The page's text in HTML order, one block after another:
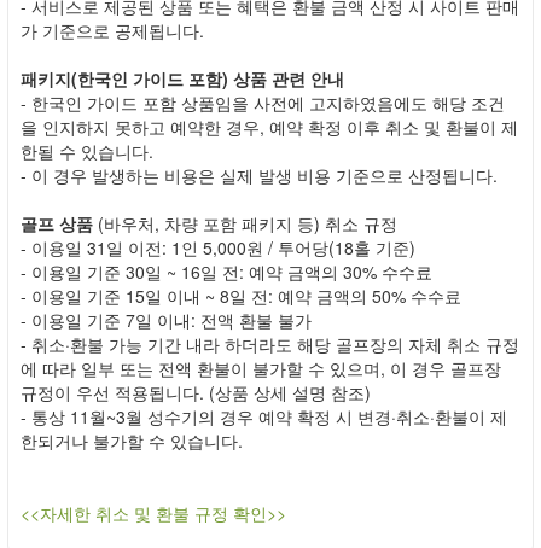
- 서비스로 제공된 상품 또는 혜택은 환불 금액 산정 시 사이트 판매
가 기준으로 공제됩니다.
패키지(한국인 가이드 포함) 상품 관련 안내
- 한국인 가이드 포함 상품임을 사전에 고지하였음에도 해당 조건
을 인지하지 못하고 예약한 경우, 예약 확정 이후 취소 및 환불이 제
한될 수 있습니다.
- 이 경우 발생하는 비용은 실제 발생 비용 기준으로 산정됩니다.
골프 상품 (바우처, 차량 포함 패키지 등) 취소 규정
- 이용일 31일 이전: 1인 5,000원 / 투어당(18홀 기준)
- 이용일 기준 30일 ~ 16일 전: 예약 금액의 30% 수수료
- 이용일 기준 15일 이내 ~ 8일 전: 예약 금액의 50% 수수료
- 이용일 기준 7일 이내: 전액 환불 불가
- 취소·환불 가능 기간 내라 하더라도 해당 골프장의 자체 취소 규정
에 따라 일부 또는 전액 환불이 불가할 수 있으며, 이 경우 골프장
규정이 우선 적용됩니다. (상품 상세 설명 참조)
- 통상 11월~3월 성수기의 경우 예약 확정 시 변경·취소·환불이 제
한되거나 불가할 수 있습니다.
<<자세한 취소 및 환불 규정 확인>>